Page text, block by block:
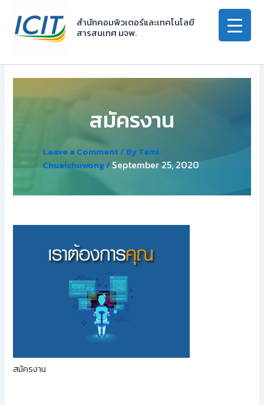
content
สำนักคอมพิวเตอร์และเทคโนโลยี
สารสนเทศ มจพ.
สมัครงาน
Leave a Comment / ByTemi
Chuaichuwong/ September 25, 2020
สมัครงาน